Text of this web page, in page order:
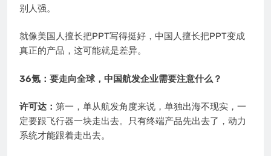
别人强。
就像美国人擅长把PPT写得挺好，中国人擅长把PPT变成
真正的产品，这可能就是差异。
36氪：要走向全球，中国航发企业需要注意什么？
许可达： 第一，单从航发角度来说，单独出海不现实，一
定要跟飞行器一块走出去。只有终端产品先出去了，动力
系统才能跟着走出去。